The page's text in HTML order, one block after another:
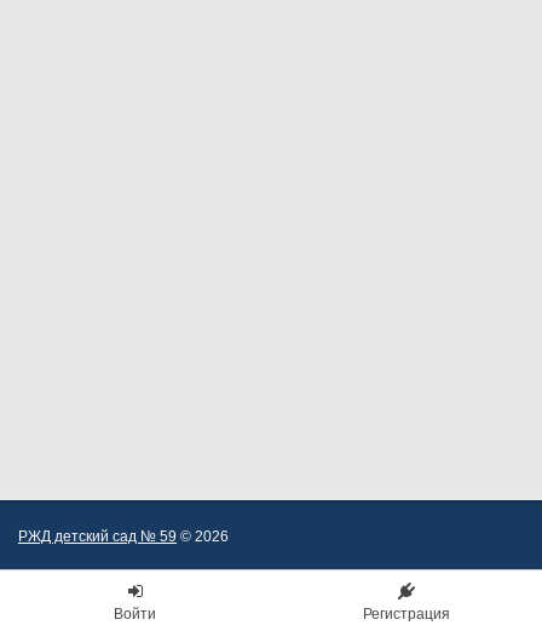
РЖД детский сад № 59 © 2026
Войти Регистрация